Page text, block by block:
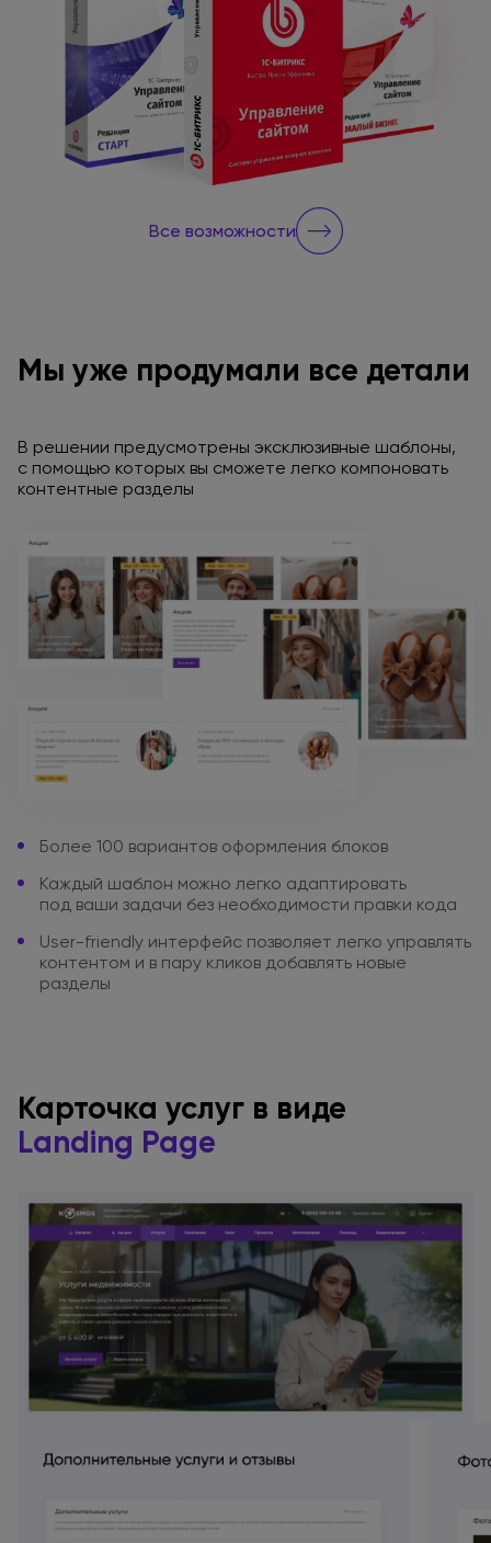
Все возможности
Мы уже продумали все детали
В решении предусмотрены эксклюзивные шаблоны,
с помощью которых вы сможете легко компоновать
контентные разделы
Более 100 вариантов оформления блоков
Каждый шаблон можно легко адаптировать
под ваши задачи без необходимости правки кода
User-friendly интерфейс позволяет легко управлять
контентом и в пару кликов добавлять новые
разделы
Карточка услуг в виде
Landing Page